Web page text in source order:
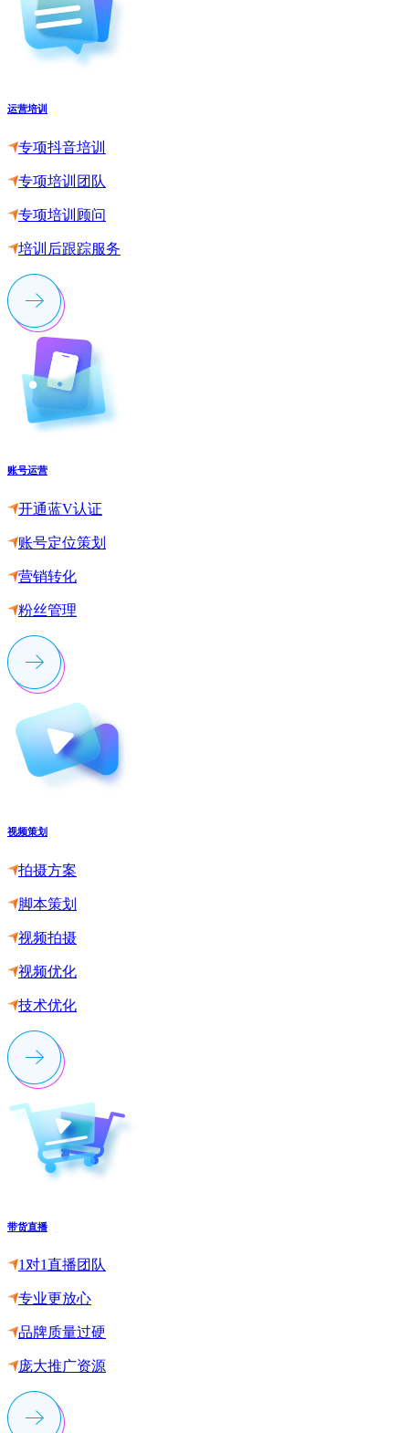
运营培训
专项抖音培训
专项培训团队
专项培训顾问
培训后跟踪服务
账号运营
开通蓝V认证
账号定位策划
营销转化
粉丝管理
视频策划
拍摄方案
脚本策划
视频拍摄
视频优化
技术优化
带货直播
1对1直播团队
专业更放心
品牌质量过硬
庞大推广资源